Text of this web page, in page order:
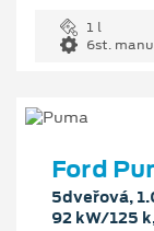
1 l
6st.
Ford
5dveřová,
92 kW/125